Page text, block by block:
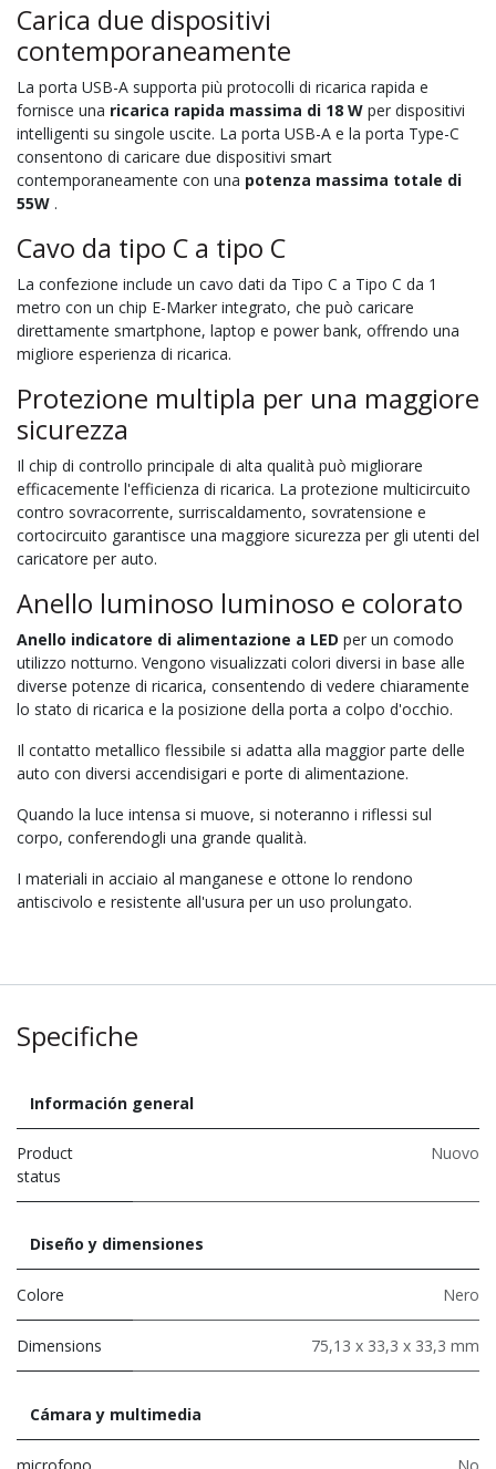
Carica due dispositivi
contemporaneamente
La porta USB-A supporta più protocolli di ricarica rapida e
fornisce una ricarica rapida massima di 18 W per dispositivi
intelligenti su singole uscite. La porta USB-A e la porta Type-C
consentono di caricare due dispositivi smart
contemporaneamente con una potenza massima totale di
55W .
Cavo da tipo C a tipo C
La confezione include un cavo dati da Tipo C a Tipo C da 1
metro con un chip E-Marker integrato, che può caricare
direttamente smartphone, laptop e power bank, offrendo una
migliore esperienza di ricarica.
Protezione multipla per una maggiore
sicurezza
Il chip di controllo principale di alta qualità può migliorare
efficacemente l'efficienza di ricarica. La protezione multicircuito
contro sovracorrente, surriscaldamento, sovratensione e
cortocircuito garantisce una maggiore sicurezza per gli utenti del
caricatore per auto.
Anello luminoso luminoso e colorato
Anello indicatore di alimentazione a LED per un comodo
utilizzo notturno. Vengono visualizzati colori diversi in base alle
diverse potenze di ricarica, consentendo di vedere chiaramente
lo stato di ricarica e la posizione della porta a colpo d'occhio.
Il contatto metallico flessibile si adatta alla maggior parte delle
auto con diversi accendisigari e porte di alimentazione.
Quando la luce intensa si muove, si noteranno i riflessi sul
corpo, conferendogli una grande qualità.
I materiali in acciaio al manganese e ottone lo rendono
antiscivolo e resistente all'usura per un uso prolungato.
Specifiche
Información general
Product
status
Nuovo
Diseño y dimensiones
Colore Nero
Dimensions 75,13 x 33,3 x 33,3 mm
Cámara y multimedia